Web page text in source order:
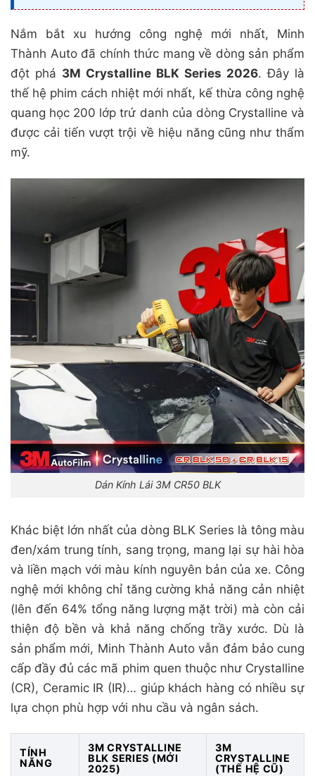
Nắm bắt xu hướng công nghệ mới nhất, Minh
Thành Auto đã chính thức mang về dòng sản phẩm
đột phá 3M Crystalline BLK Series 2026. Đây là
thế hệ phim cách nhiệt mới nhất, kế thừa công nghệ
quang học 200 lớp trứ danh của dòng Crystalline và
được cải tiến vượt trội về hiệu năng cũng như thẩm
mỹ.
Dán Kính Lái 3M CR50 BLK
Khác biệt lớn nhất của dòng BLK Series là tông màu
đen/xám trung tính, sang trọng, mang lại sự hài hòa
và liền mạch với màu kính nguyên bản của xe. Công
nghệ mới không chỉ tăng cường khả năng cản nhiệt
(lên đến 64% tổng năng lượng mặt trời) mà còn cải
thiện độ bền và khả năng chống trầy xước. Dù là
sản phẩm mới, Minh Thành Auto vẫn đảm bảo cung
cấp đầy đủ các mã phim quen thuộc như Crystalline
(CR), Ceramic IR (IR)… giúp khách hàng có nhiều sự
lựa chọn phù hợp với nhu cầu và ngân sách.
TÍNH
NĂNG
3M CRYSTALLINE
BLK SERIES (MỚI
2025)
3M
CRYSTALLINE
(THẾ HỆ CŨ)